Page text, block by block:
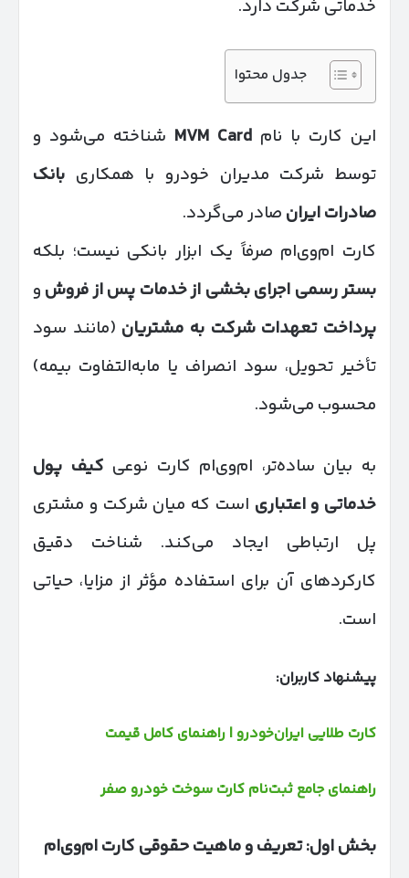
خدماتی شرکت دارد.
جدول محتوا
این کارت با نام MVM Card شناخته می‌شود و
توسط شرکت مدیران خودرو با همکاری بانک
صادرات ایران صادر می‌گردد.
کارت ام‌وی‌ام صرفاً یک ابزار بانکی نیست؛ بلکه
بستر رسمی اجرای بخشی از خدمات پس از فروش و
پرداخت تعهدات شرکت به مشتریان (مانند سود
تأخیر تحویل، سود انصراف یا مابه‌التفاوت بیمه)
محسوب می‌شود.
به بیان ساده‌تر، ام‌وی‌ام کارت نوعی کیف پول
خدماتی و اعتباری است که میان شرکت و مشتری
پل ارتباطی ایجاد می‌کند. شناخت دقیق
کارکردهای آن برای استفاده مؤثر از مزایا، حیاتی
است.
پیشنهاد کاربران:
کارت طلایی ایران‌خودرو | راهنمای کامل قیمت
راهنمای جامع ثبت‌نام کارت سوخت خودرو صفر
بخش اول: تعریف و ماهیت حقوقی کارت ام‌وی‌ام